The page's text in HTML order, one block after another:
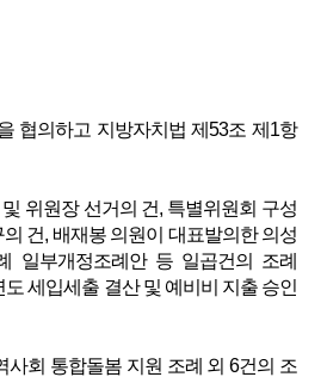
협의하고 지방자치법 제53조 제1항
위원장 선거의 건, 특별위원회 구성
건, 배재봉 의원이 대표발의한 의성
일부개정조례안 등 일곱건의 조례
세입세출 결산 및 예비비 지출 승인
회 통합돌봄 지원 조례 외 6건의 조